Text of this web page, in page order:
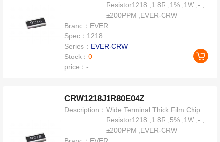
Resistor1218 ,1.8R ,1% ,1W ,- ,
±200PPM ,EVER-CRW
Brand： EVER
Spec： 1218
Series： EVER-CRW
Stock：0
price：-
CRW1218J1R80E04Z
Description：Wide Terminal Thick Film Chip
Resistor1218 ,1.8R ,5% ,1W ,- ,
±200PPM ,EVER-CRW